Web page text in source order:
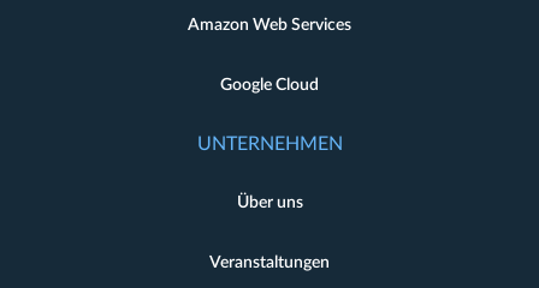
Amazon Web Services
Google Cloud
UNTERNEHMEN
Über uns
Veranstaltungen